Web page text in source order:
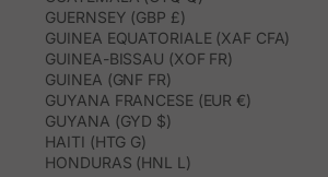
GUERNSEY (GBP £)
GUINEA EQUATORIALE (XAF CFA)
GUINEA-BISSAU (XOF FR)
GUINEA (GNF FR)
GUYANA FRANCESE (EUR €)
GUYANA (GYD $)
HAITI (HTG G)
HONDURAS (HNL L)